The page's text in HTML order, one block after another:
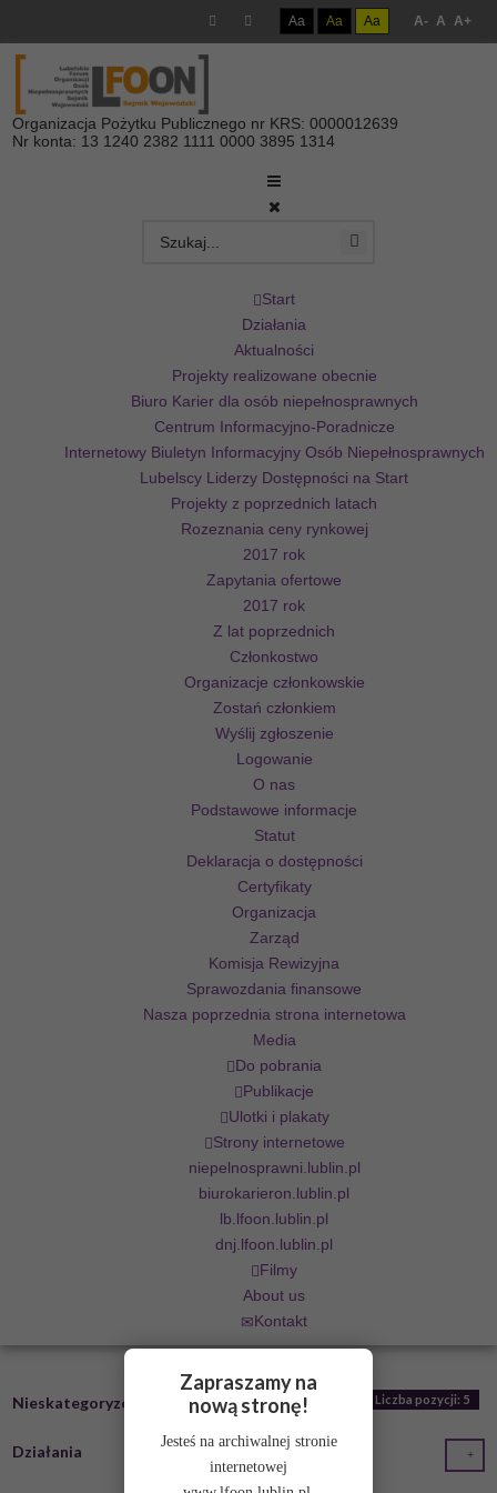
Aa Aa Aa A- A A+
Organizacja Pożytku Publicznego nr KRS: 0000012639
Nr konta: 13 1240 2382 1111 0000 3895 1314
Start
Działania
Aktualności
Projekty realizowane obecnie
Biuro Karier dla osób niepełnosprawnych
Centrum Informacyjno-Poradnicze
Internetowy Biuletyn Informacyjny Osób Niepełnosprawnych
Lubelscy Liderzy Dostępności na Start
Projekty z poprzednich latach
Rozeznania ceny rynkowej
2017 rok
Zapytania ofertowe
2017 rok
Z lat poprzednich
Członkostwo
Organizacje członkowskie
Zostań członkiem
Wyślij zgłoszenie
Logowanie
O nas
Podstawowe informacje
Statut
Deklaracja o dostępności
Certyfikaty
Organizacja
Zarząd
Komisja Rewizyjna
Sprawozdania finansowe
Nasza poprzednia strona internetowa
Media
Do pobrania
Publikacje
Ulotki i plakaty
Strony internetowe
niepelnosprawni.lublin.pl
biurokarieron.lublin.pl
lb.lfoon.lublin.pl
dnj.lfoon.lublin.pl
Filmy
About us
Kontakt
Nieskategoryzowane Liczba pozycji: 5
Działania
Zapraszamy na
nową stronę!
Jesteś na archiwalnej stronie
internetowej